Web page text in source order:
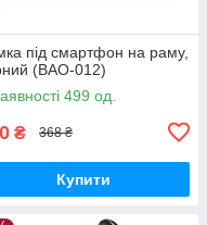
під смартфон на раму,
(BAO-012)
499 од.
₴ 368 ₴
Купити